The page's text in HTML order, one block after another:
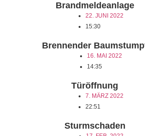
Brandmeldeanlage
22. JUNI 2022
15:30
Brennender
16. MAI 2022
14:35
Türöffnung
7. MÄRZ 2022
22:51
Sturmschaden